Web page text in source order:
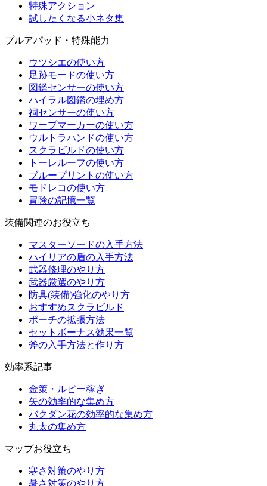
特殊アクション
試したくなる小ネタ集
プルアパッド・特殊能力
ウツシエの使い方
足跡モードの使い方
図鑑センサーの使い方
ハイラル図鑑の埋め方
祠センサーの使い方
ワープマーカーの使い方
ウルトラハンドの使い方
スクラビルドの使い方
トーレルーフの使い方
ブループリントの使い方
モドレコの使い方
冒険の記憶一覧
装備関連のお役立ち
マスターソードの入手方法
ハイリアの盾の入手方法
武器修理のやり方
武器厳選のやり方
防具(装備)強化のやり方
おすすめスクラビルド
ポーチの拡張方法
セットボーナス効果一覧
斧の入手方法と作り方
効率系記事
金策・ルピー稼ぎ
矢の効率的な集め方
バクダン花の効率的な集め方
丸太の集め方
マップお役立ち
寒さ対策のやり方
暑さ対策のやり方